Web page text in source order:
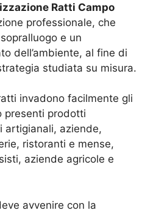
Ratti Campo
professionale, che
e un
dell’ambiente, al fine di
studiata su misura.
invadono facilmente gli
presenti prodotti
artigianali, aziende,
ristoranti e mense,
aziende agricole e
avvenire con la